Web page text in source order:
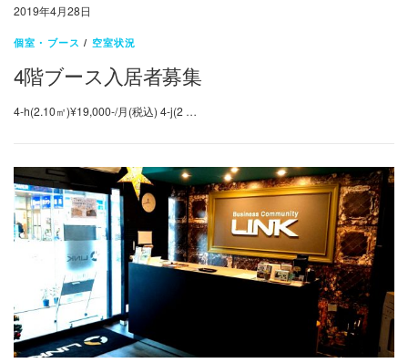
2019年4月28日
個室・ブース / 空室状況
4階ブース入居者募集
4-h(2.10㎡)¥19,000-/月(税込) 4-j(2 …